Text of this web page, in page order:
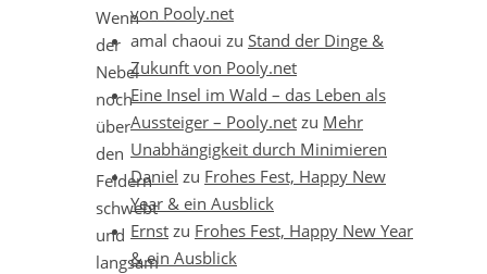
Wenn
der
Nebel
noch
über
den
Feldern
schwebt
und
langsam
von Pooly.net
amal chaoui zu Stand der Dinge &
Zukunft von Pooly.net
Eine Insel im Wald – das Leben als
Aussteiger – Pooly.net zu Mehr
Unabhängigkeit durch Minimieren
Daniel zu Frohes Fest, Happy New
Year & ein Ausblick
Ernst zu Frohes Fest, Happy New Year
& ein Ausblick